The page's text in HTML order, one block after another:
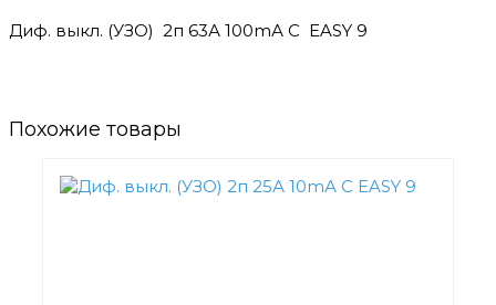
Диф. выкл. (УЗО) 2п 63А 100mА C EASY 9
Похожие товары